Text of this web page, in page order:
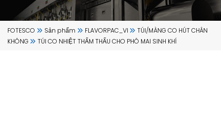
FOTESCO Sản phẩm FLAVORPAC_VI
TÚI/MÀNG CO HÚT CHÂN
KHÔNG
TÚI CO NHIỆT THẨM THẤU CHO PHÔ MAI SINH KHÍ